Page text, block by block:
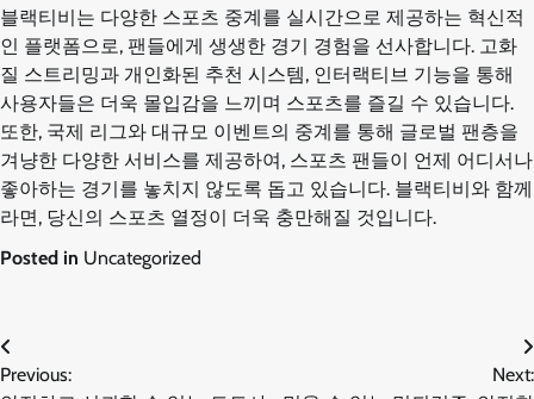
블랙티비는 다양한 스포츠 중계를 실시간으로 제공하는 혁신적
인 플랫폼으로, 팬들에게 생생한 경기 경험을 선사합니다. 고화
질 스트리밍과 개인화된 추천 시스템, 인터랙티브 기능을 통해
사용자들은 더욱 몰입감을 느끼며 스포츠를 즐길 수 있습니다.
또한, 국제 리그와 대규모 이벤트의 중계를 통해 글로벌 팬층을
겨냥한 다양한 서비스를 제공하여, 스포츠 팬들이 언제 어디서나
좋아하는 경기를 놓치지 않도록 돕고 있습니다. 블랙티비와 함께
라면, 당신의 스포츠 열정이 더욱 충만해질 것입니다.
Posted in Uncategorized
글
Previous:
Next: